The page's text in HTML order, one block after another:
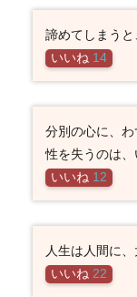
諦めてしまう
いいね 14
分別の心に、
性を失うのは
いいね 12
人生は人間に
いいね 22